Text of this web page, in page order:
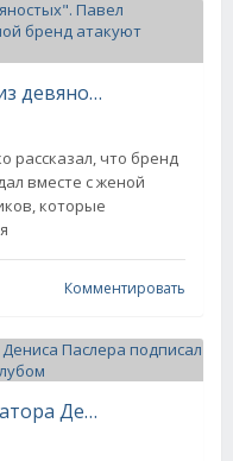
"Нас кошмарят методами из девяностых". Павел Деревянко рассказал, что его с женой бренд атакуют мошенники
рассказал, что бренд
вместе с женой
которые
Комментировать
Сын свердловского губернатора Дениса Паслера подписал контракт с канадским хоккейным клубом